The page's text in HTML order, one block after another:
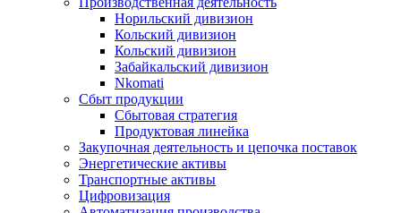
Норильский дивизион
Кольский дивизион
Кольский дивизион
Забайкальский дивизион
Nkomati
Сбыт продукции
Сбытовая стратегия
Продуктовая линейка
Закупочная деятельность и цепочка поставок
Энергетические активы
Транспортные активы
Цифровизация